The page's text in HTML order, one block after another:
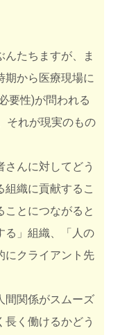
んたちますが、ま
期から医療現場に
要性)が問われる
それが現実のもの
さんに対してどう
組織に貢献するこ
ことにつながると
る」組織、「人の
にクライアント先
間関係がスムーズ
く働けるかどう